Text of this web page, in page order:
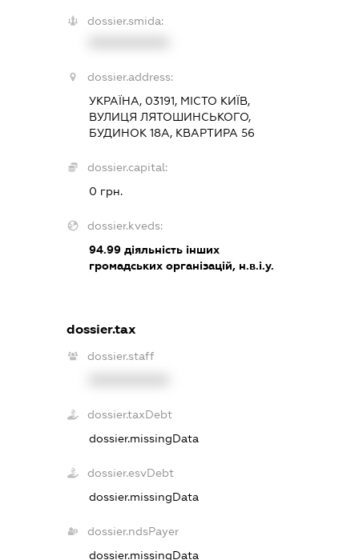
dossier.smida:
dossier.address:
УКРАЇНА, 03191, МІСТО КИЇВ,
ВУЛИЦЯ ЛЯТОШИНСЬКОГО,
БУДИНОК 18А, КВАРТИРА 56
dossier.capital:
0 грн.
dossier.kveds:
94.99діяльність інших
громадських організацій, н.в.і.у.
dossier.tax
dossier.staff
dossier.taxDebt
dossier.missingData
dossier.esvDebt
dossier.missingData
dossier.ndsPayer
dossier.missingData